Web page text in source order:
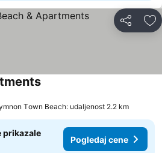
Deli
Τown Beach: udaljenost 2.2 km
prikazale
Pogledaj cene